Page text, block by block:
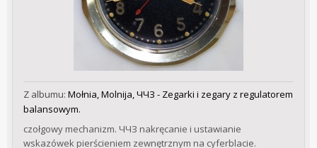
Z albumu: Mołnia, Molnija, ЧЧЗ - Zegarki i zegary z regulatorem
balansowym.
czołgowy mechanizm. ЧЧЗ nakręcanie i ustawianie
wskazówek pierścieniem zewnętrznym na cyferblacie.